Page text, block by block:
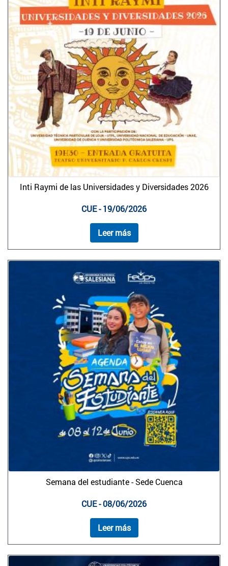
Inti Raymi de las Universidades y Diversidades 2026
CUE - 19/06/2026
Leer más
Semana del estudiante - Sede Cuenca
CUE - 08/06/2026
Leer más